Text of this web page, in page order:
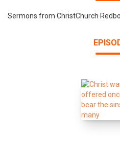
Sermons from ChristChurch